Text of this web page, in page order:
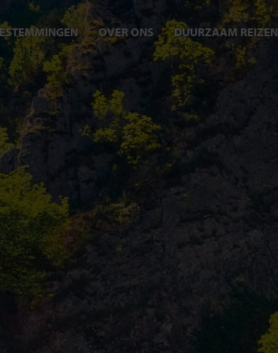
OVER ONS DUURZAAM REIZEN